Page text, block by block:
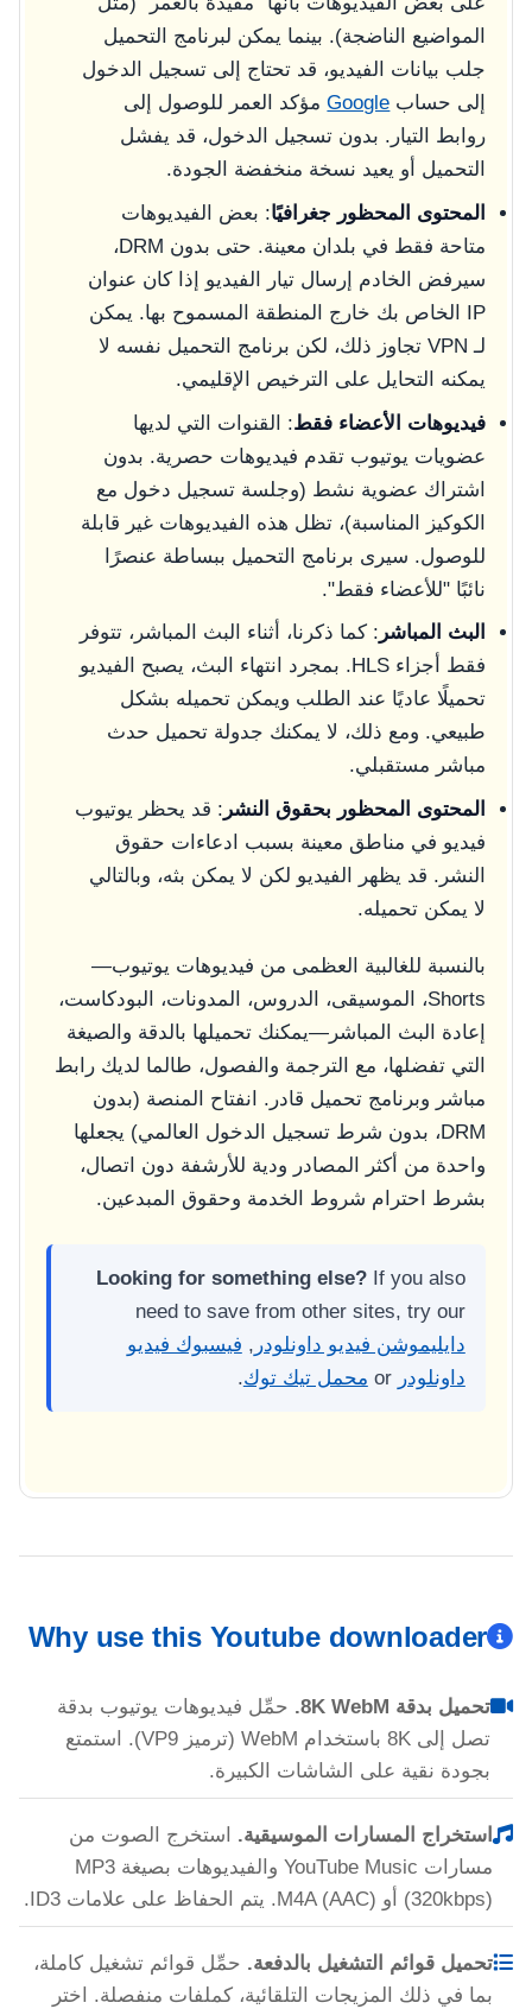
المواضيع الناضجة). بينما يمكن لبرنامج التحميل
جلب بيانات الفيديو، قد تحتاج إلى تسجيل الدخول
إلى حساب Googleمؤكد العمر للوصول إلى
روابط التيار. بدون تسجيل الدخول، قد يفشل
التحميل أو يعيد نسخة منخفضة الجودة.
المحتوى المحظور جغرافيًا: بعض الفيديوهات
متاحة فقط في بلدان معينة. حتى بدون DRM،
سيرفض الخادم إرسال تيار الفيديو إذا كان عنوان
IP الخاص بك خارج المنطقة المسموح بها. يمكن
لـ VPN تجاوز ذلك، لكن برنامج التحميل نفسه لا
يمكنه التحايل على الترخيص الإقليمي.
فيديوهات الأعضاء فقط: القنوات التي لديها
عضويات يوتيوب تقدم فيديوهات حصرية. بدون
اشتراك عضوية نشط (وجلسة تسجيل دخول مع
الكوكيز المناسبة)، تظل هذه الفيديوهات غير قابلة
للوصول. سيرى برنامج التحميل ببساطة عنصرًا
نائبًا "للأعضاء فقط".
البث المباشر : كما ذكرنا، أثناء البث المباشر، تتوفر
فقط أجزاء HLS. بمجرد انتهاء البث، يصبح الفيديو
تحميلًا عاديًا عند الطلب ويمكن تحميله بشكل
طبيعي. ومع ذلك، لا يمكنك جدولة تحميل حدث
مباشر مستقبلي.
المحتوى المحظور بحقوق النشر : قد يحظر يوتيوب
فيديو في مناطق معينة بسبب ادعاءات حقوق
النشر. قد يظهر الفيديو لكن لا يمكن بثه، وبالتالي
لا يمكن تحميله.
بالنسبة للغالبية العظمى من فيديوهات يوتيوب—
Shorts، الموسيقى، الدروس، المدونات، البودكاست،
إعادة البث المباشر—يمكنك تحميلها بالدقة والصيغة
التي تفضلها، مع الترجمة والفصول، طالما لديك رابط
مباشر وبرنامج تحميل قادر. انفتاح المنصة (بدون
DRM، بدون شرط تسجيل الدخول العالمي) يجعلها
واحدة من أكثر المصادر ودية للأرشفة دون اتصال،
بشرط احترام شروط الخدمة وحقوق المبدعين.
Looking for something else?If you also
need to save from other sites, try our
دايليموشن فيديو داونلودر , فيسبوك فيديو
داونلودر or محمل تيك توك.
Why use this Youtube downloader
تحميل بدقة 8K WebM.
حمِّل فيديوهات يوتيوب بدقة
تصل إلى 8K باستخدام WebM (ترميز VP9). استمتع
بجودة نقية على الشاشات الكبيرة.
استخراج المسارات الموسيقية. استخرج الصوت من
مسارات YouTube Music والفيديوهات بصيغة MP3
(320kbps) أو M4A (AAC). يتم الحفاظ على علامات ID3.
تحميل قوائم التشغيل بالدفعة. حمِّل قوائم تشغيل كاملة،
بما في ذلك المزيجات التلقائية، كملفات منفصلة. اختر